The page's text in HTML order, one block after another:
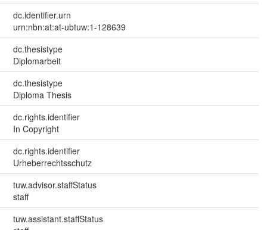
dc.identifier.urn
urn:nbn:at:at-ubtuw:1-128639
dc.thesistype
Diplomarbeit
dc.thesistype
Diploma Thesis
dc.rights.identifier
In Copyright
dc.rights.identifier
Urheberrechtsschutz
tuw.advisor.staffStatus
staff
tuw.assistant.staffStatus